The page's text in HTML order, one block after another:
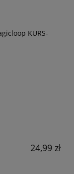
KURS-
24,99 zł